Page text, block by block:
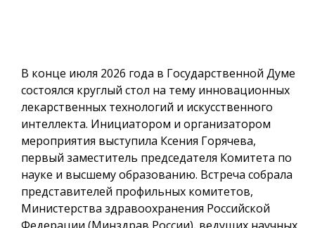
В конце июля 2026 года в Государственной Думе
состоялся круглый стол на тему инновационных
лекарственных технологий и искусственного
интеллекта. Инициатором и организатором
мероприятия выступила Ксения Горячева,
первый заместитель председателя Комитета по
науке и высшему образованию. Встреча собрала
представителей профильных комитетов,
Министерства здравоохранения Российской